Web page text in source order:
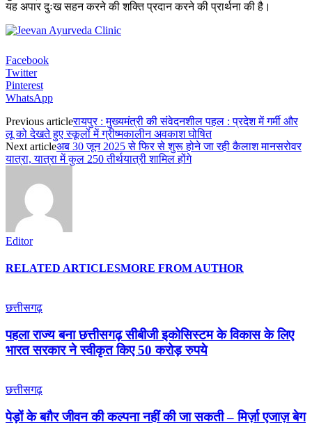
यह अपार दुःख सहन करने की शक्ति प्रदान करने की प्रार्थना की है।
Facebook
Twitter
Pinterest
WhatsApp
Previous articleरायपुर : मुख्यमंत्री की संवेदनशील पहल : प्रदेश में गर्मी और
लू को देखते हुए स्कूलों में ग्रीष्मकालीन अवकाश घोषित
Next articleअब 30 जून 2025 से फिर से शुरू होने जा रही कैलाश मानसरोवर
यात्रा, यात्रा में कुल 250 तीर्थयात्री शामिल होंगे
Editor
RELATED ARTICLESMORE FROM AUTHOR
छत्तीसगढ़
पहला राज्य बना छत्तीसगढ़ सीबीजी इकोसिस्टम के विकास के लिए
भारत सरकार ने स्वीकृत किए 50 करोड़ रुपये
छत्तीसगढ़
पेड़ों के बग़ैर जीवन की कल्पना नहीं की जा सकती – मिर्ज़ा एजाज़ बेग